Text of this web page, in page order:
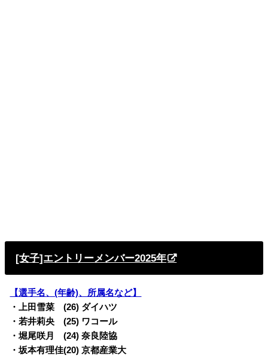
[女子]エントリーメンバー2025年
【選手名、(年齢)、所属名など】
・上田雪菜 (26) ダイハツ
・若井莉央 (25) ワコール
・堀尾咲月 (24) 奈良陸協
・坂本有理佳(20) 京都産業大